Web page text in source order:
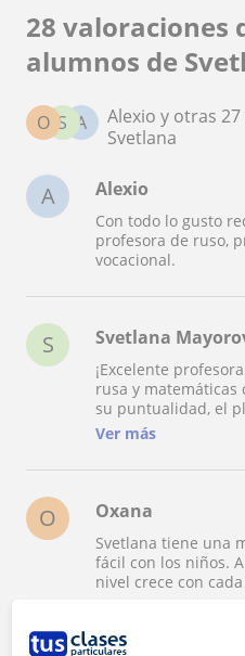
28 valoraciones
alumnos de
A
S
O
Alexio y otras
Svetlana
A Alexio
Con todo lo gusto
profesora de ruso,
vocacional.
S Svetlana
¡Excelente
rusa y matemáticas
su puntualidad, el plan de estudios bien
estructurado y el
Ver más
O Oxana
Svetlana tiene una
fácil con los niños.
nivel crece con